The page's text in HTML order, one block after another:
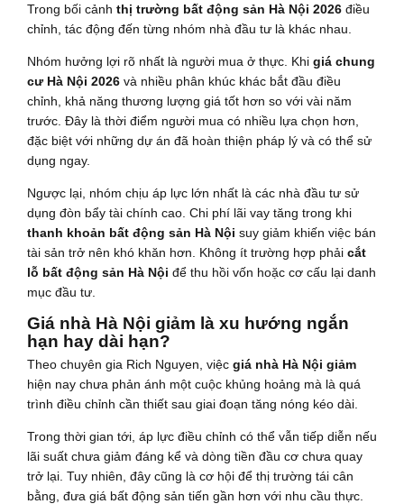
Trong bối cảnh thị trường bất động sản Hà Nội 2026 điều
chỉnh, tác động đến từng nhóm nhà đầu tư là khác nhau.
Nhóm hưởng lợi rõ nhất là người mua ở thực. Khi giá chung
cư Hà Nội 2026 và nhiều phân khúc khác bắt đầu điều
chỉnh, khả năng thương lượng giá tốt hơn so với vài năm
trước. Đây là thời điểm người mua có nhiều lựa chọn hơn,
đặc biệt với những dự án đã hoàn thiện pháp lý và có thể sử
dụng ngay.
Ngược lại, nhóm chịu áp lực lớn nhất là các nhà đầu tư sử
dụng đòn bẩy tài chính cao. Chi phí lãi vay tăng trong khi
thanh khoản bất động sản Hà Nội suy giảm khiến việc bán
tài sản trở nên khó khăn hơn. Không ít trường hợp phải cắt
lỗ bất động sản Hà Nội để thu hồi vốn hoặc cơ cấu lại danh
mục đầu tư.
Giá nhà Hà Nội giảm là xu hướng ngắn
hạn hay dài hạn?
Theo chuyên gia Rich Nguyen, việc giá nhà Hà Nội giảm
hiện nay chưa phản ánh một cuộc khủng hoảng mà là quá
trình điều chỉnh cần thiết sau giai đoạn tăng nóng kéo dài.
Trong thời gian tới, áp lực điều chỉnh có thể vẫn tiếp diễn nếu
lãi suất chưa giảm đáng kể và dòng tiền đầu cơ chưa quay
trở lại. Tuy nhiên, đây cũng là cơ hội để thị trường tái cân
bằng, đưa giá bất động sản tiến gần hơn với nhu cầu thực.